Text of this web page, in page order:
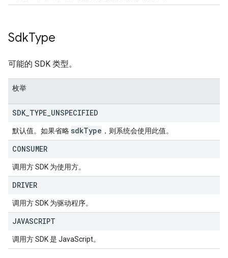
SdkType
可能的 SDK 类型。
枚举
SDK TYPE UNSPECIFIED
默认值。如果省略 sdkType ，则系统会使用此值。
CONSUMER
调用方 SDK 为使用方。
DRIVER
调用方 SDK 为驱动程序。
JAVASCRIPT
调用方 SDK 是 JavaScript。